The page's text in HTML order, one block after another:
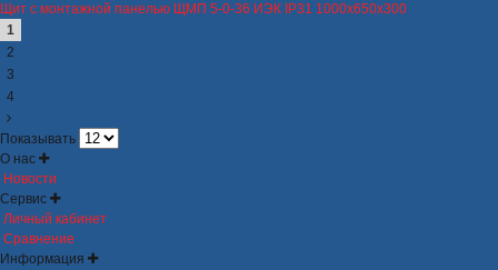
Щит с монтажной панелью ЩМП 5-0-36 ИЭК IP31 1000х650х300
1
2
3
4
Показывать
О нас
Новости
Сервис
Личный кабинет
Сравнение
Информация